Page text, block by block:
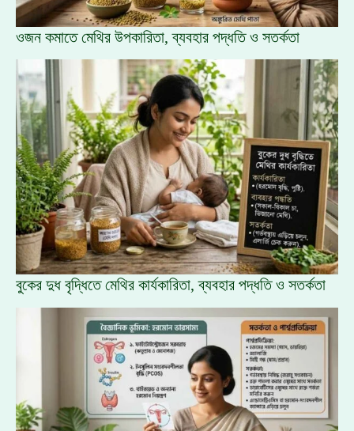
ওজন কমাতে মেথির উপকারিতা, ব্যবহার পদ্ধতি ও সতর্কতা
বুকের দুধ বৃদ্ধিতে মেথির কার্যকারিতা, ব্যবহার পদ্ধতি ও সতর্কতা